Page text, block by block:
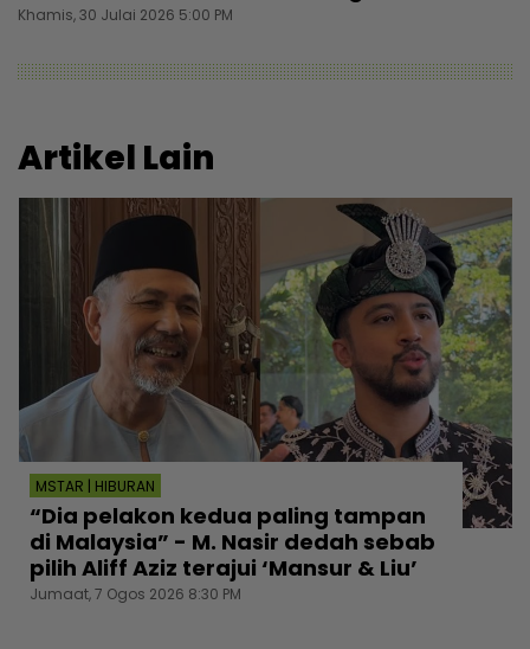
Khamis, 30 Julai 2026 5:00 PM
Artikel Lain
MSTAR | HIBURAN
“Dia pelakon kedua paling tampan
di Malaysia” - M. Nasir dedah sebab
pilih Aliff Aziz terajui ‘Mansur & Liu’
Jumaat, 7 Ogos 2026 8:30 PM